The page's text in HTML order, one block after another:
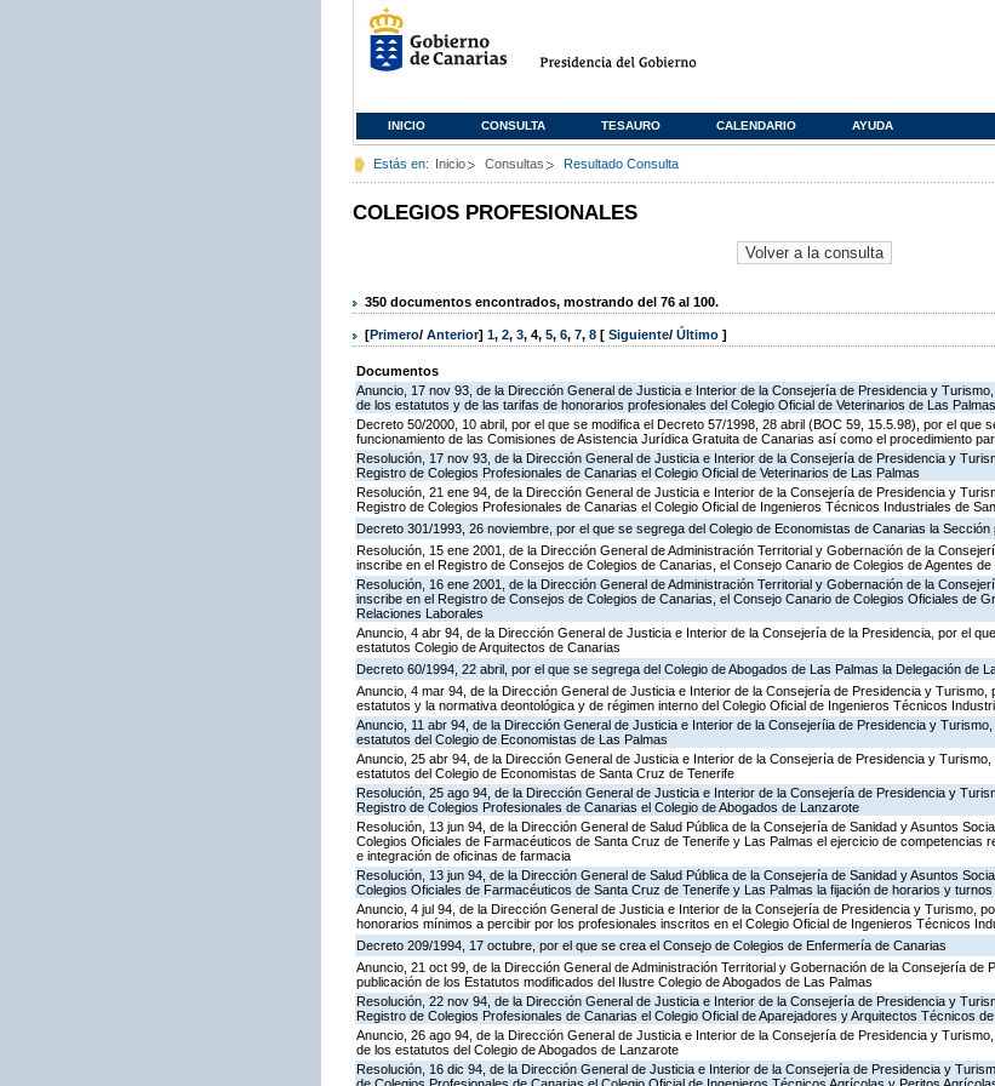
INICIO CONSULTA TESAURO CALENDARIO AYUDA
Estás en: Inicio Consultas Resultado Consulta
COLEGIOS PROFESIONALES
350 documentos encontrados, mostrando del 76 al 100.
[Primero/ Anterior] 1, 2, 3, 4, 5, 6, 7, 8 [ Siguiente/ Último ]
Documentos
Anuncio, 17 nov 93, de la Dirección General de Justicia e Interior de la Consejería de Presidencia y
de los estatutos y de las tarifas de honorarios profesionales del Colegio Oficial de Veterinarios de Las Palmas
Decreto 50/2000, 10 abril, por el que se modifica el Decreto 57/1998, 28 abril (BOC 59, 15.5.98), por el que
funcionamiento de las Comisiones de Asistencia Jurídica Gratuita de Canarias así como el procedimiento
Resolución, 17 nov 93, de la Dirección General de Justicia e Interior de la Consejería de Presidencia y
Registro de Colegios Profesionales de Canarias el Colegio Oficial de Veterinarios de Las Palmas
Resolución, 21 ene 94, de la Dirección General de Justicia e Interior de la Consejería de Presidencia y
Registro de Colegios Profesionales de Canarias el Colegio Oficial de Ingenieros Técnicos Industriales de
Decreto 301/1993, 26 noviembre, por el que se segrega del Colegio de Economistas de Canarias la
Resolución, 15 ene 2001, de la Dirección General de Administración Territorial y Gobernación de la
inscribe en el Registro de Consejos de Colegios de Canarias, el Consejo Canario de Colegios de Agentes de
Resolución, 16 ene 2001, de la Dirección General de Administración Territorial y Gobernación de la
inscribe en el Registro de Consejos de Colegios de Canarias, el Consejo Canario de Colegios Oficiales de
Relaciones Laborales
Anuncio, 4 abr 94, de la Dirección General de Justicia e Interior de la Consejería de la Presidencia, por el
estatutos Colegio de Arquitectos de Canarias
Decreto 60/1994, 22 abril, por el que se segrega del Colegio de Abogados de Las Palmas la Delegación de
Anuncio, 4 mar 94, de la Dirección General de Justicia e Interior de la Consejería de Presidencia y Turismo,
estatutos y la normativa deontológica y de régimen interno del Colegio Oficial de Ingenieros Técnicos
Anuncio, 11 abr 94, de la Dirección General de Justicia e Interior de la Consejeríia de Presidencia y
estatutos del Colegio de Economistas de Las Palmas
Anuncio, 25 abr 94, de la Dirección General de Justicia e Interior de la Consejería de Presidencia y
estatutos del Colegio de Economistas de Santa Cruz de Tenerife
Resolución, 25 ago 94, de la Dirección General de Justicia e Interior de la Consejería de Presidencia y
Registro de Colegios Profesionales de Canarias el Colegio de Abogados de Lanzarote
Resolución, 13 jun 94, de la Dirección General de Salud Pública de la Consejería de Sanidad y Asuntos
Colegios Oficiales de Farmacéuticos de Santa Cruz de Tenerife y Las Palmas el ejercicio de competencias
e integración de oficinas de farmacia
Resolución, 13 jun 94, de la Dirección General de Salud Pública de la Consejería de Sanidad y Asuntos
Colegios Oficiales de Farmacéuticos de Santa Cruz de Tenerife y Las Palmas la fijación de horarios y
Anuncio, 4 jul 94, de la Dirección General de Justicia e Interior de la Consejería de Presidencia y Turismo,
honorarios mínimos a percibir por los profesionales inscritos en el Colegio Oficial de Ingenieros Técnicos
Decreto 209/1994, 17 octubre, por el que se crea el Consejo de Colegios de Enfermería de Canarias
Anuncio, 21 oct 99, de la Dirección General de Administración Territorial y Gobernación de la Consejería de
publicación de los Estatutos modificados del Ilustre Colegio de Abogados de Las Palmas
Resolución, 22 nov 94, de la Dirección General de Justicia e Interior de la Consejería de Presidencia y
Registro de Colegios Profesionales de Canarias el Colegio Oficial de Aparejadores y Arquitectos Técnicos
Anuncio, 26 ago 94, de la Dirección General de Justicia e Interior de la Consejería de Presidencia y
de los estatutos del Colegio de Abogados de Lanzarote
Resolución, 16 dic 94, de la Dirección General de Justicia e Interior de la Consejería de Presidencia y